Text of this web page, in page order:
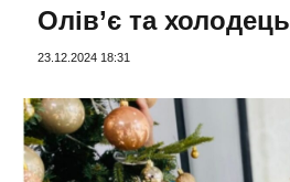
Олів’є та холодець
23.12.2024 18:31